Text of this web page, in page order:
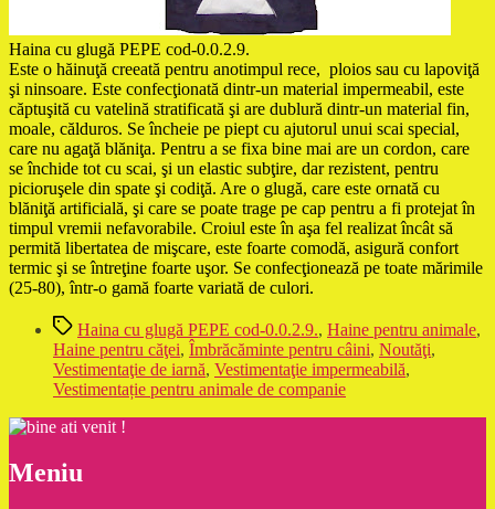
Haina cu glugă PEPE cod-0.0.2.9.
Este o hăinuţă creeată pentru anotimpul rece, ploios sau cu lapoviţă
şi ninsoare. Este confecţionată dintr-un material impermeabil, este
căptuşită cu vatelină stratificată şi are dublură dintr-un material fin,
moale, călduros. Se încheie pe piept cu ajutorul unui scai special,
care nu agaţă blăniţa. Pentru a se fixa bine mai are un cordon, care
se închide tot cu scai, şi un elastic subţire, dar rezistent, pentru
picioruşele din spate şi codiţă. Are o glugă, care este ornată cu
blăniţă artificială, şi care se poate trage pe cap pentru a fi protejat în
timpul vremii nefavorabile. Croiul este în aşa fel realizat încât să
permită libertatea de mişcare, este foarte comodă, asigură confort
termic şi se întreţine foarte uşor. Se confecţionează pe toate mărimile
(25-80), într-o gamă foarte variată de culori.
Etichete
Haina cu glugă PEPE cod-0.0.2.9., Haine pentru animale,
Haine pentru căţei, Îmbrăcăminte pentru câini, Noutăţi,
Vestimentaţie de iarnă, Vestimentaţie impermeabilă,
Vestimentație pentru animale de companie
Meniu